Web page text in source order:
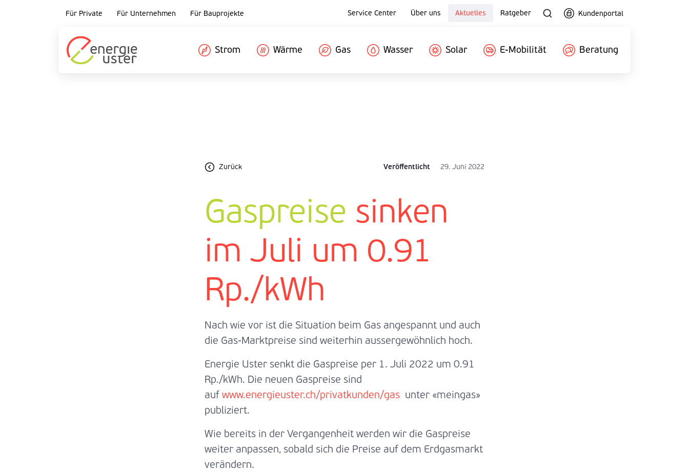
Für Private Für Unternehmen Für Bauprojekte Service Center Über uns Aktuelles Ratgeber Kundenportal
Strom Wärme Gas Wasser Solar E-Mobilität Beratung
Zurück Veröffentlicht 29. Juni 2022
Gaspreise sinken
im Juli um 0.91
Rp./kWh
Nach wie vor ist die Situation beim Gas angespannt und auch
die Gas-Marktpreise sind weiterhin aussergewöhnlich hoch.
Energie Uster senkt die Gaspreise per 1. Juli 2022 um 0.91
Rp./kWh. Die neuen Gaspreise sind
auf www.energieuster.ch/privatkunden/gas unter «meingas»
publiziert.
Wie bereits in der Vergangenheit werden wir die Gaspreise
weiter anpassen, sobald sich die Preise auf dem Erdgasmarkt
verändern.